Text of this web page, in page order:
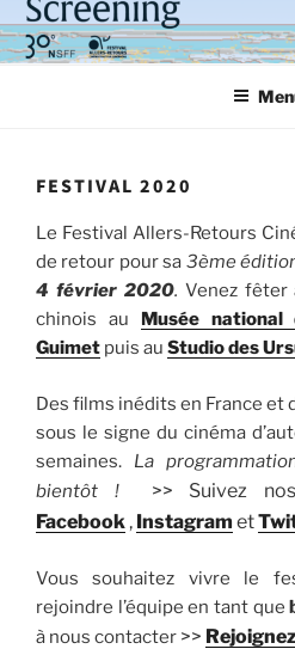
Aller
au
contenu
FESTIVAL 2020
Le Festival Allers-Retours
de retour pour sa 3ème
4 février 2020. Venez fêter
chinois au Musée
Guimet puis au Studio des
Des films inédits en France et
sous le signe du cinéma
semaines. La
bientôt !
>> Suivez
Facebook , Instagram et
Vous souhaitez vivre le
rejoindre l’équipe en tant que
à nous contacter >>